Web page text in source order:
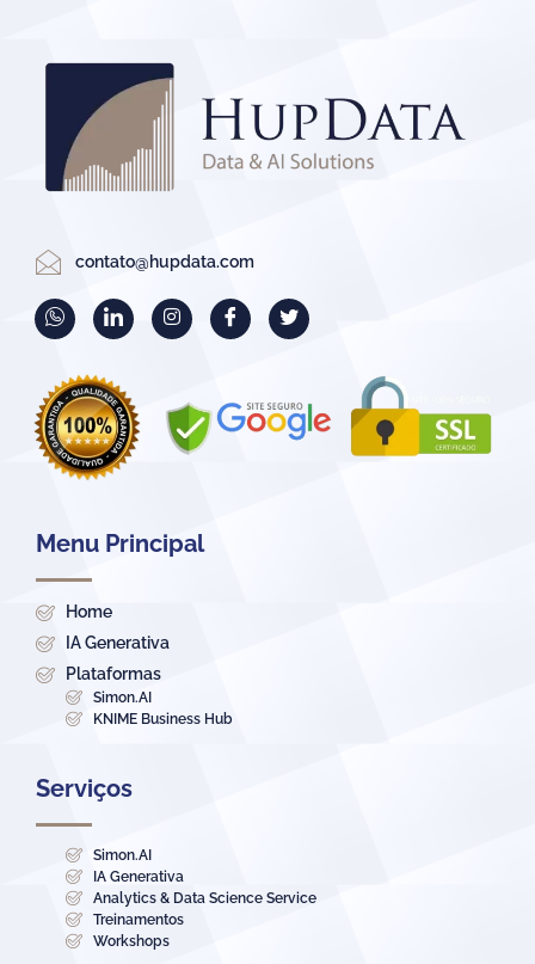
contato@hupdata.com
Menu Principal
Home
IA Generativa
Plataformas
Simon.AI
KNIME Business Hub
Serviços
Simon.AI
IA Generativa
Analytics & Data Science Service
Treinamentos
Workshops